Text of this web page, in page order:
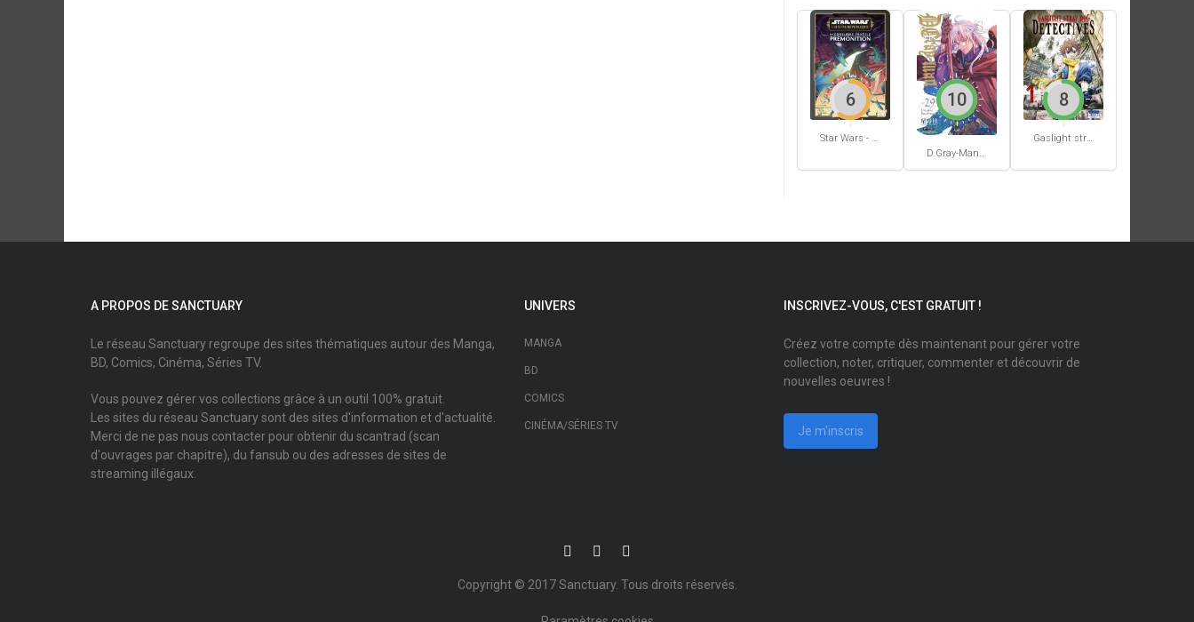
Star Wars - La Haute République - Un équilibre fragile
6 10
Gaslight stray dog detectives #1
8
A PROPOS DE SANCTUARY
Le réseau Sanctuary regroupe des sites thématiques autour des Manga,
BD, Comics, Cinéma, Séries TV.
Vous pouvez gérer vos collections grâce à un outil 100% gratuit.
Les sites du réseau Sanctuary sont des sites d'information et d'actualité.
Merci de ne pas nous contacter pour obtenir du scantrad (scan
d'ouvrages par chapitre), du fansub ou des adresses de sites de
streaming illégaux.
UNIVERS
MANGA
BD
COMICS
CINÉMA/SÉRIES TV
INSCRIVEZ-VOUS, C'EST GRATUIT !
Créez votre compte dès maintenant pour gérer votre
collection, noter, critiquer, commenter et découvrir de
nouvelles oeuvres !
Je m'inscris
Copyright © 2017Sanctuary. Tous droits réservés.